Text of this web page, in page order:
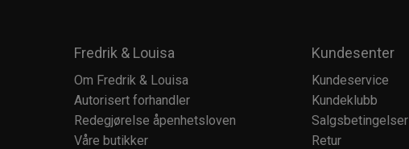
Fredrik & Louisa
Om Fredrik & Louisa
Autorisert forhandler
Redegjørelse åpenhetsloven
Våre butikker
Kundesenter
Kundeservice
Kundeklubb
Salgsbetingelser
Retur